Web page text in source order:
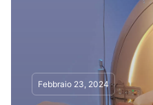
Febbraio 23, 2024